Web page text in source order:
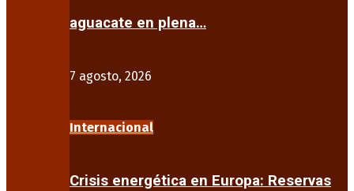
aguacate en plena…
7 agosto, 2026
Internacional
Crisis energética en Europa: Reservas